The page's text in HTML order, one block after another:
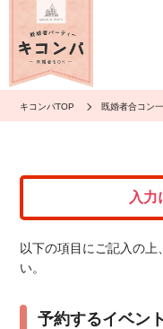
キコンパTOP 既婚者合コン
入力
以下の項目にご記入の
い。
予約するイベン